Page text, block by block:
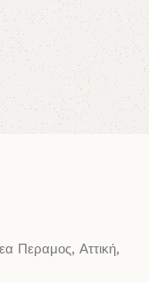
Περαμος, Αττική,